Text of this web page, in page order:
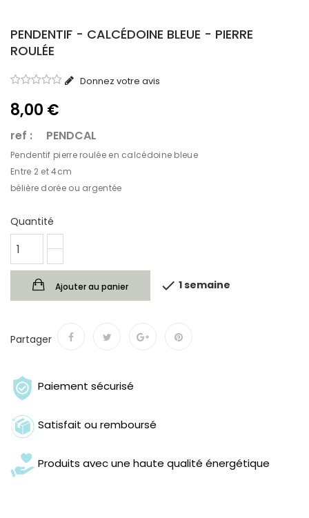
PENDENTIF - CALCÉDOINE BLEUE - PIERRE
ROULÉE
Donnez votre avis
8,00 €
ref : PENDCAL
Pendentif pierre roulée en calcédoine bleue
Entre 2 et 4cm
bélière dorée ou argentée
Quantité
Ajouter au panier  1 semaine
Partager
Paiement sécurisé
Satisfait ou remboursé
Produits avec une haute qualité énergétique